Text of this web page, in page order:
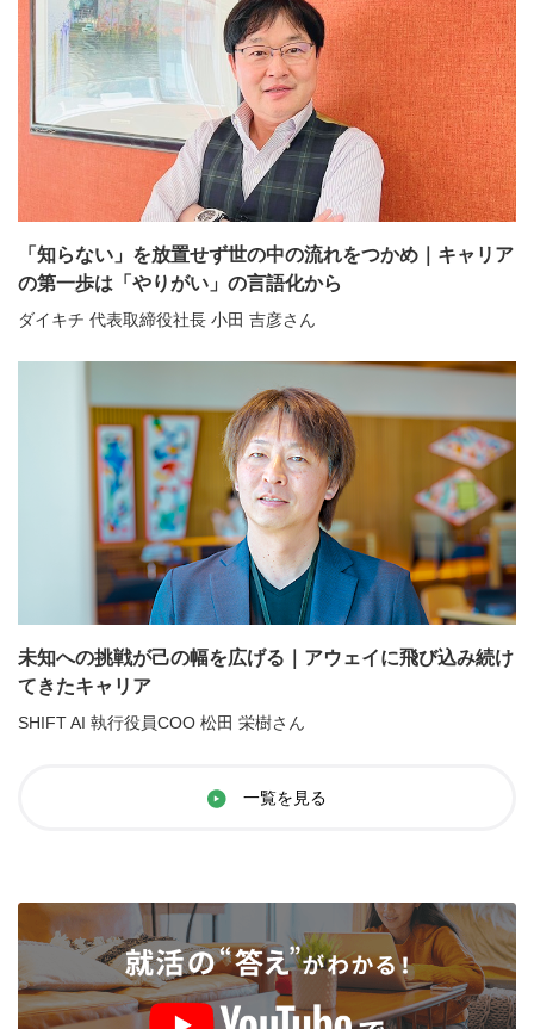
「知らない」を放置せず世の中の流れをつかめ｜キャリア
の第一歩は「やりがい」の言語化から
ダイキチ 代表取締役社長 小田 吉彦さん
未知への挑戦が己の幅を広げる｜アウェイに飛び込み続け
てきたキャリア
SHIFT AI 執行役員COO 松田 栄樹さん
一覧を見る